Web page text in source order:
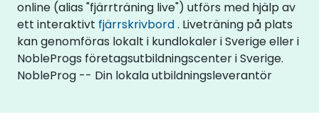
online (alias "fjärrträning live") utförs med hjälp av
ett interaktivt fjärrskrivbord. Liveträning på plats
kan genomföras lokalt i kundlokaler i Sverige eller i
NobleProgs företagsutbildningscenter i Sverige.
NobleProg -- Din lokala utbildningsleverantör